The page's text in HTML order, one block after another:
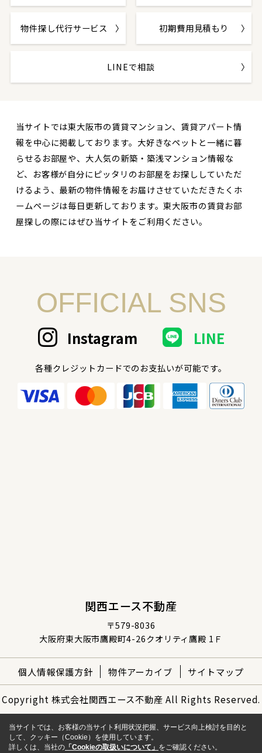
物件探し代行サービス 初期費用見積もり
LINEで相談
当サイトでは東大阪市の賃貸マンション、賃貸アパート情
報を中心に掲載しております。大好きなペットと一緒に暮
らせるお部屋や、大人気の新築・築浅マンション情報な
ど、お客様が自分にピッタリのお部屋をお探ししていただ
けるよう、最新の物件情報をお届けさせていただきたくホ
ームページは毎日更新しております。東大阪市の賃貸お部
屋探しの際にはぜひ当サイトをご利用ください。
OFFICIAL SNS
Instagram LINE
各種クレジットカードでのお支払いが可能です。
関西エース不動産
〒579-8036
大阪府東大阪市鷹殿町4-26クオリティ鷹殿 1Ｆ
個人情報保護方針 物件アーカイブ サイトマップ
Copyright 株式会社関西エース不動産 All Rights Reserved.
当サイトでは、お客様の当サイト利用状況把握、サービス向上検討を目的と
して、クッキー（Cookie）を使用しています。
詳しくは、当社の 「Cookieの取扱いについて」 をご確認ください。